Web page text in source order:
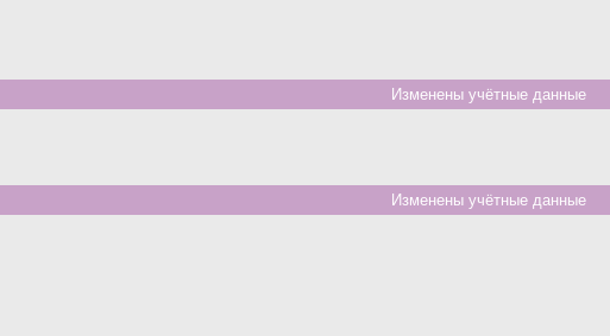
Изменены учётные данные
Изменены учётные данные